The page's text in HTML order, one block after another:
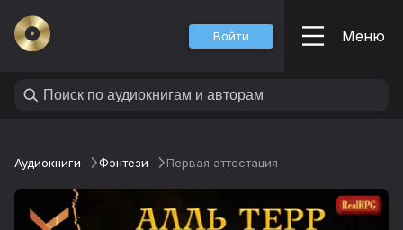
Войти Меню
Аудиокниги Фэнтези Первая аттестация